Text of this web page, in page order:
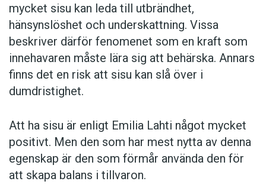
mycket sisu kan leda till utbrändhet,
hänsynslöshet och underskattning. Vissa
beskriver därför fenomenet som en kraft som
innehavaren måste lära sig att behärska. Annars
finns det en risk att sisu kan slå över i
dumdristighet.
Att ha sisu är enligt Emilia Lahti något mycket
positivt. Men den som har mest nytta av denna
egenskap är den som förmår använda den för
att skapa balans i tillvaron.